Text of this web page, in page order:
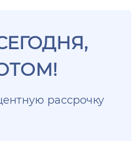
рассрочку